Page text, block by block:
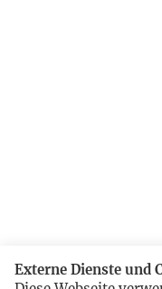
Externe Dienste und